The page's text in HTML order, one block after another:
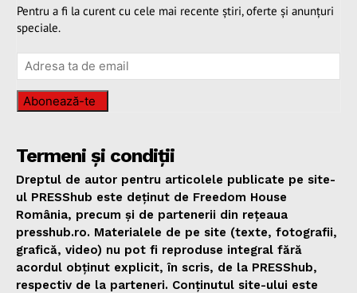
Pentru a fi la curent cu cele mai recente știri, oferte și anunțuri
speciale.
Abonează-te
Termeni și condiții
Dreptul de autor pentru articolele publicate pe site-
ul PRESShub este deținut de Freedom House
România, precum și de partenerii din rețeaua
presshub.ro. Materialele de pe site (texte, fotografii,
grafică, video) nu pot fi reproduse integral fără
acordul obținut explicit, în scris, de la PRESShub,
respectiv de la parteneri. Conținutul site-ului este